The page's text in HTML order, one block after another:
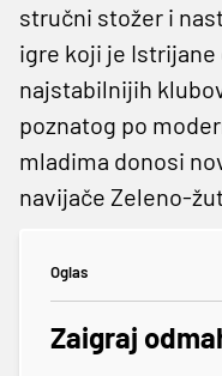
stručni stožer i
igre koji je
najstabilnijih
poznatog po
mladima donosi
navijače Zeleno-
Oglas
Zaigraj